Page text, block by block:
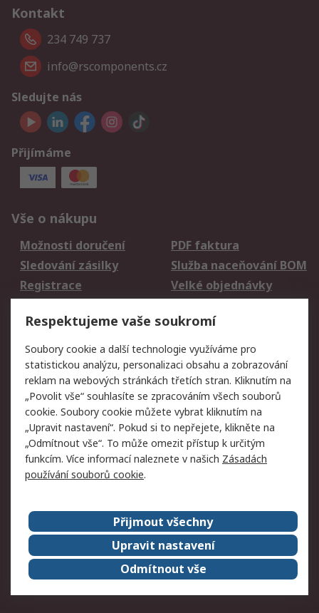
Kontakt
234 749 737
info@rscomponents.cz
Sledujte nás
Přijímáme
Vše o nákupu
Možnosti doručení
PDF faktura
Sledování zásilky
Služba naceňování BOM
Registrace
Velké objednávky
Právní
Autorská práva
Obchodní podmínky
společnosti RS
Prohlášení o ochraně
údajů
Zabezpečení
elektronické pošty
Zásady pro soubory
cookie
Zásady ochrany
osobních údajů
Kontakt
O naší společnosti
RS Group
Kariéra
Ocenění
ESG
Respektujeme vaše soukromí
Soubory cookie a další technologie využíváme pro
statistickou analýzu, personalizaci obsahu a zobrazování
reklam na webových stránkách třetích stran. Kliknutím na
„Povolit vše“ souhlasíte se zpracováním všech souborů
cookie. Soubory cookie můžete vybrat kliknutím na
„Upravit nastavení“. Pokud si to nepřejete, klikněte na
„Odmítnout vše“. To může omezit přístup k určitým
funkcím. Více informací naleznete v našich Zásadách
používání souborů cookie.
Přijmout všechny
Upravit nastavení
Odmítnout vše